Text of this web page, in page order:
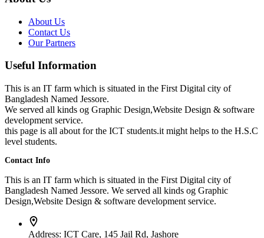
About Us
Contact Us
Our Partners
Useful Information
This is an IT farm which is situated in the First Digital city of
Bangladesh Named Jessore.
We served all kinds og Graphic Design,Website Design & software
development service.
this page is all about for the ICT students.it might helps to the H.S.C
level students.
Contact Info
This is an IT farm which is situated in the First Digital city of
Bangladesh Named Jessore. We served all kinds og Graphic
Design,Website Design & software development service.
Address: ICT Care, 145 Jail Rd, Jashore